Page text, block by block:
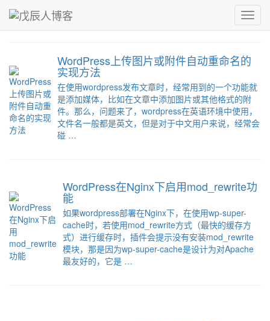
青，取之于蓝而青于蓝；冰，水为之而寒于水。
戊辰人博客 ›
WordPress上传图片或附件自动重命名的
实现方法
在使用wordpress发布文章时，经常用到的一个功能就
是添加媒体，比如在文章中添加图片或其他格式的附
件。那么，问题来了，wordpress在英语环境中使用，
文件名一般都是英文，但是对于中文用户来说，经常会
碰 …
WordPress在Nginx下启用mod_rewrite功
能
如果wordpress部署在Nginx下，在使用wp-super-
cache时，若使用mod_rewrite方式（最快的缓存方
式）进行缓存时，插件会提示没有安装mod_rewrite
模块，那是因为wp-super-cache是设计为对Apache
最友好的，它是 …